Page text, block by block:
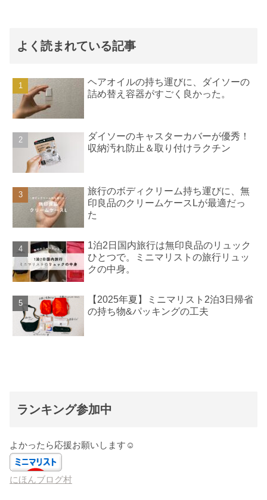
よく読まれている記事
ヘアオイルの持ち運びに、ダイソーの
詰め替え容器がすごく良かった。
ダイソーのキャスターカバーが優秀！
収納汚れ防止＆取り付けラクチン
旅行のボディクリーム持ち運びに、無
印良品のクリームケースLが最適だっ
た
1泊2日国内旅行は無印良品のリュック
ひとつで。ミニマリストの旅行リュッ
クの中身。
【2025年夏】ミニマリスト2泊3日帰省
の持ち物&パッキングの工夫
ランキング参加中
よかったら応援お願いします☺️
にほんブログ村